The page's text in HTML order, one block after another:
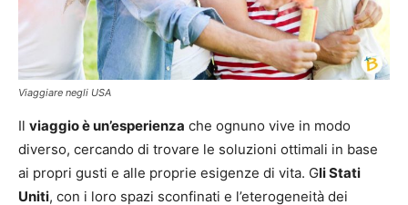
Viaggiare negli USA
Il viaggio è un’esperienza che ognuno vive in modo
diverso, cercando di trovare le soluzioni ottimali in base
ai propri gusti e alle proprie esigenze di vita. Gli Stati
Uniti, con i loro spazi sconfinati e l’eterogeneità dei